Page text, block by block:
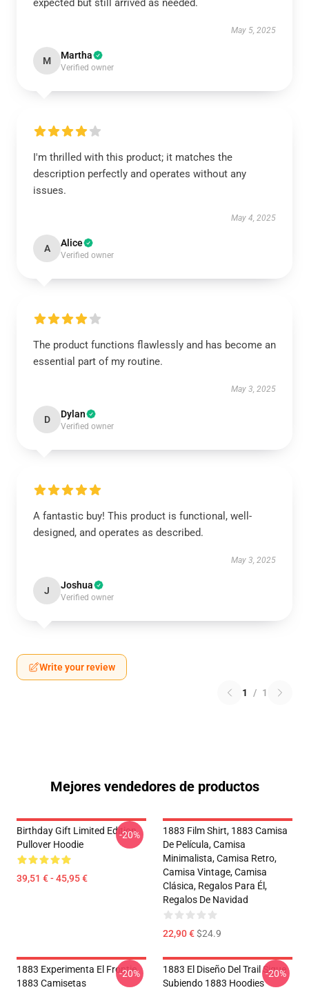
expected but still arrived as needed.
May 5, 2025
M Martha
Verified owner
I'm thrilled with this product; it matches the
description perfectly and operates without any
issues.
May 4, 2025
A Alice
Verified owner
The product functions flawlessly and has become an
essential part of my routine.
May 3, 2025
D Dylan
Verified owner
A fantastic buy! This product is functional, well-
designed, and operates as described.
May 3, 2025
J Joshua
Verified owner
Write your review
1 / 1
Mejores vendedores de productos
Birthday Gift Limited Edition
Pullover Hoodie
39,51 € - 45,95 €
-20%
1883 Film Shirt, 1883 Camisa
De Película, Camisa
Minimalista, Camisa Retro,
Camisa Vintage, Camisa
Clásica, Regalos Para Él,
Regalos De Navidad
22,90 €$24.9
1883 Experimenta El Frontie
1883 Camisetas
-20%
1883 El Diseño Del Trail Sigue
Subiendo 1883 Hoodies
-20%